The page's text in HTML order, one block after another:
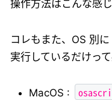
操作方法はこんな感じ
コレもまた、OS 別に
実行しているだけって
MacOS :